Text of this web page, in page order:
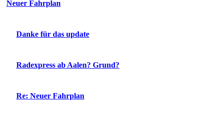
Neuer Fahrplan
Danke für das update
Radexpress ab Aalen? Grund?
Re: Neuer Fahrplan